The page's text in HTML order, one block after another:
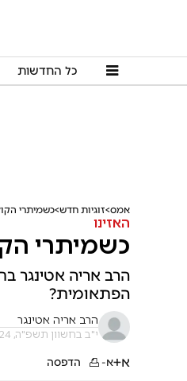
כל החדשות
אמס זוגיות חדש כשמיתרי
האזינו
כשמיתרי
הרב אריה אטינגר
הפתאומית?
הרב אריה אטינגר
י"ב בחשוון תשפ"ה, 13/11/24 13:22
א+א- הדפסה